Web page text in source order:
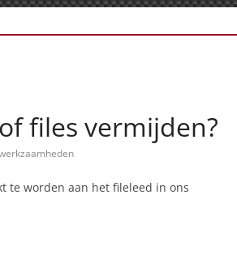
files vermijden?
te worden aan het fileleed in ons